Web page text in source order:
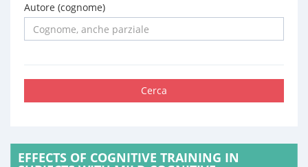
Autore (cognome)
Cerca
EFFECTS OF COGNITIVE TRAINING IN